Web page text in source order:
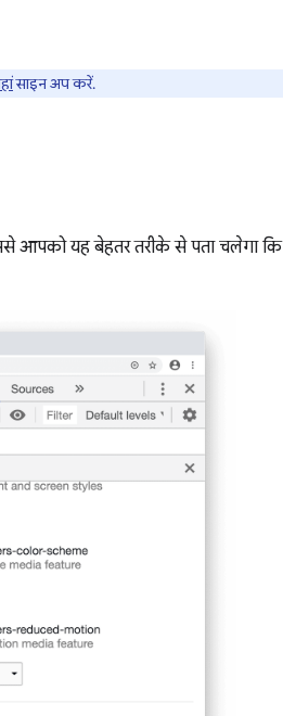
साइन अप करें.
आपको यह बेहतर तरीके से पता चलेगा कि